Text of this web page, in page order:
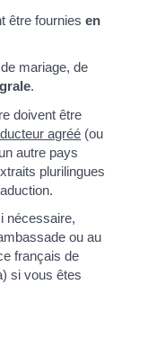
être fourniesen
mariage, de
.
doivent être
agréé (ou
autre pays
plurilingues
nécessaire,
ou au
français de
si vous êtes